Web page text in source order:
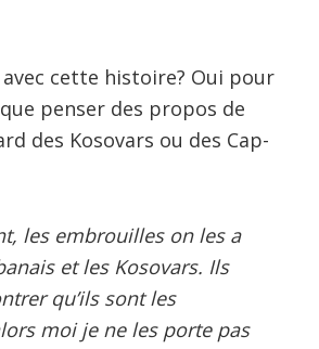
cette histoire? Oui pour
penser des propos de
des Kosovars ou des Cap-
les embrouilles on les a
et les Kosovars. Ils
qu’ils sont les
moi je ne les porte pas